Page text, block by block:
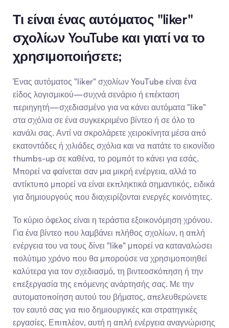
Τι είναι ένας αυτόματος "liker"
σχολίων YouTube και γιατί να το
χρησιμοποιήσετε;
Ένας αυτόματος "liker" σχολίων YouTube είναι ένα
είδος λογισμικού—συχνά σενάριο ή επέκταση
περιηγητή—σχεδιασμένο για να κάνει αυτόματα "like"
στα σχόλια σε ένα συγκεκριμένο βίντεο ή σε όλο το
κανάλι σας. Αντί να σκρολάρετε χειροκίνητα μέσα από
εκατοντάδες ή χιλιάδες σχόλια και να πατάτε το εικονίδιο
thumbs-up σε καθένα, το ρομπότ το κάνει για εσάς.
Μπορεί να φαίνεται σαν μια μικρή ενέργεια, αλλά το
αντίκτυπο μπορεί να είναι εκπληκτικά σημαντικός, ειδικά
για δημιουργούς που διαχειρίζονται ενεργές κοινότητες.
Το κύριο όφελος είναι η τεράστια εξοικονόμηση χρόνου.
Για ένα βίντεο που λαμβάνει πλήθος σχολίων, η απλή
ενέργεια του να τους δίνει "like" μπορεί να καταναλώσει
πολύτιμο χρόνο που θα μπορούσε να χρησιμοποιηθεί
καλύτερα για τον σχεδιασμό, τη βιντεοσκόπηση ή την
επεξεργασία της επόμενης ανάρτησής σας. Με την
αυτοματοποίηση αυτού του βήματος, απελευθερώνετε
τον εαυτό σας για πιο δημιουργικές και στρατηγικές
εργασίες. Επιπλέον, αυτή η απλή ενέργεια αναγνώρισης